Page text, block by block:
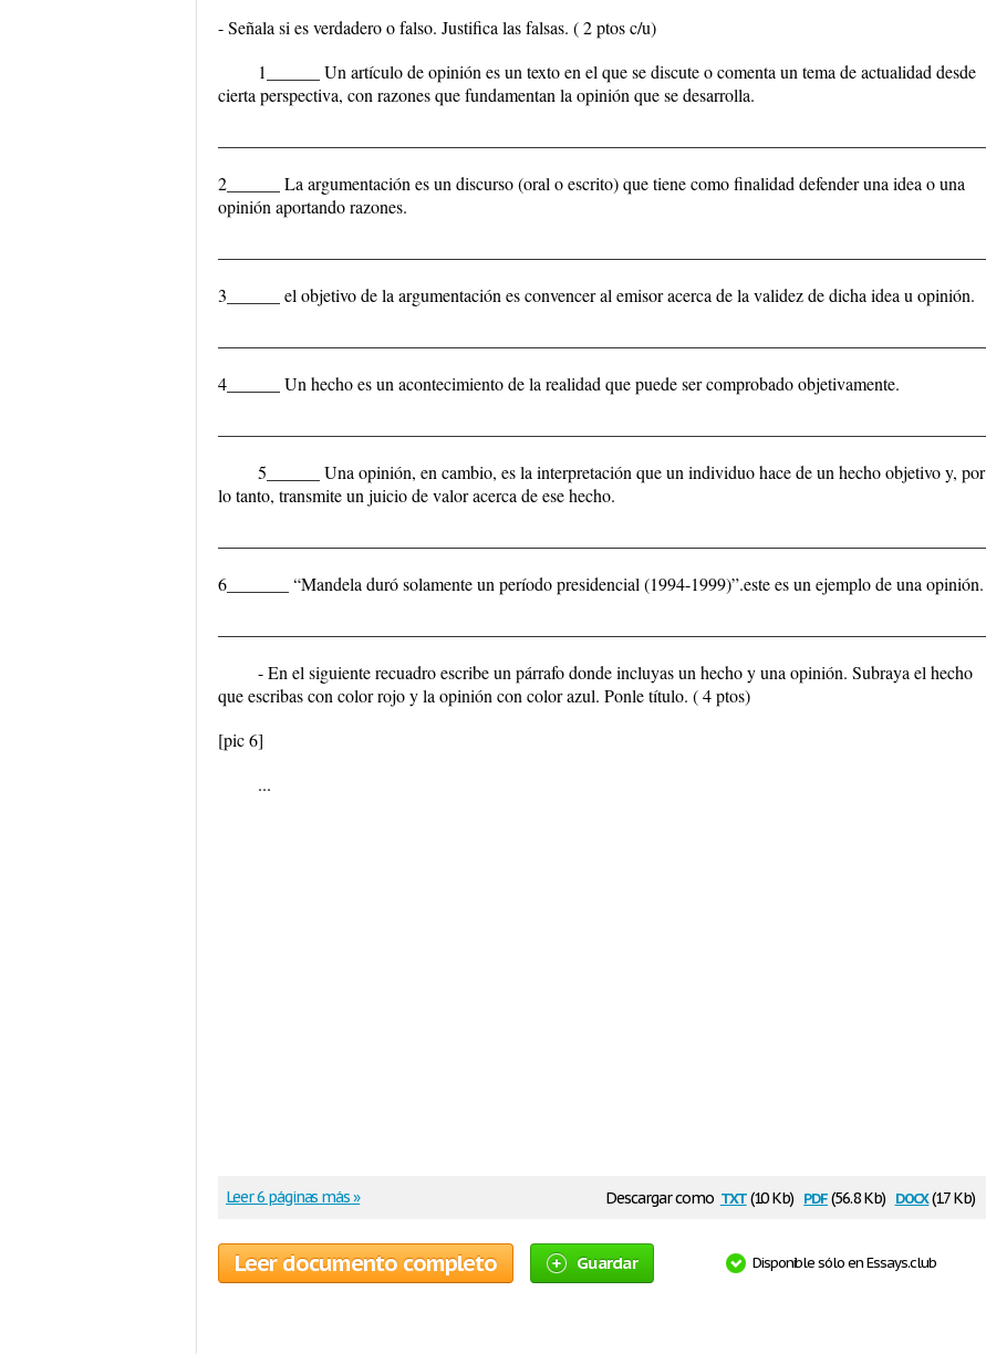
- Señala si es verdadero o falso. Justifica las falsas. ( 2 ptos c/u)
1______ Un artículo de opinión es un texto en el que se discute o comenta un tema de actualidad desde
cierta perspectiva, con razones que fundamentan la opinión que se desarrolla.
2______ La argumentación es un discurso (oral o escrito) que tiene como finalidad defender una idea o una
opinión aportando razones.
3______ el objetivo de la argumentación es convencer al emisor acerca de la validez de dicha idea u opinión.
4______ Un hecho es un acontecimiento de la realidad que puede ser comprobado objetivamente.
5______ Una opinión, en cambio, es la interpretación que un individuo hace de un hecho objetivo y, por
lo tanto, transmite un juicio de valor acerca de ese hecho.
6_______ “Mandela duró solamente un período presidencial (1994-1999)”.este es un ejemplo de una opinión.
- En el siguiente recuadro escribe un párrafo donde incluyas un hecho y una opinión. Subraya el hecho
que escribas con color rojo y la opinión con color azul. Ponle título. ( 4 ptos)
[pic 6]
...
Descargar como txt(10 Kb) pdf(56.8 Kb) docx(17 Kb)
Leer 6 páginas más »
Leer documento completo Guardar Disponible sólo en Essays.club